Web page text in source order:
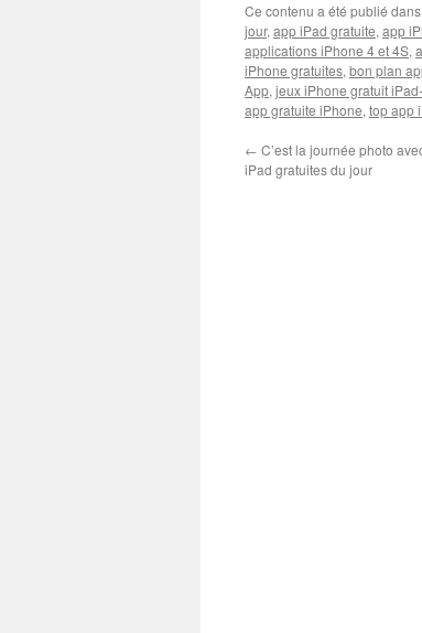
Ce contenu a été publié dans
jour, app iPad gratuite, app
applications iPhone 4 et 4S,
iPhone gratuites, bon plan
App, jeux iPhone gratuit
app gratuite iPhone, top app
← C’est la journée photo
iPad gratuites du jour